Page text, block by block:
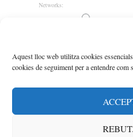
Aquest lloc web utilitza cookies
cookies de seguiment per a entendre com
Networks: